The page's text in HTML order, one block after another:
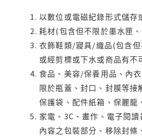
以數位或電磁紀錄形式儲存
耗材(包含但不限於墨水匣
衣飾鞋類/寢具/織品(包含
或經剪標或下水或商品有不
食品、美容/保養用品、內
限於瓶蓋、封口、封膜等
保護袋、配件紙箱、保麗龍
家電、3C、畫作、電子閱
內容之包裝部分、移除封